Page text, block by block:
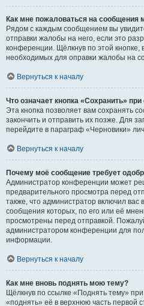
Как мне пожаловаться на сообщения
Рядом с каждым сообщением вы
отправки жалобы на него, если это
конференции. Щёлкнув по этой кнопке,
необходимых для оправки жалобы на
Вернуться к началу
Что означает кнопка «Сохранить»
Эта кнопка позволяет вам сохранять
закончить и отправить их позже. Для
перейдите в параграф «Черновики»
Вернуться к началу
Почему моё сообщение требует
Администратор конференции может
предварительного просмотра перед
также, что администратор включил вас
сообщения которых, по его или её
просмотрены перед отправкой.
администратором конференции для
информации.
Вернуться к началу
Как мне вновь поднять мою тему?
Щёлкнув по ссылке «Поднять тему»
«поднять» её в верхнюю часть первой